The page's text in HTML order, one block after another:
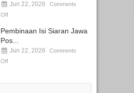
Jun 22, 2026
Comments
Off
Pembinaan Isi Siaran Jawa
Pos...
Jun 22, 2026
Comments
Off